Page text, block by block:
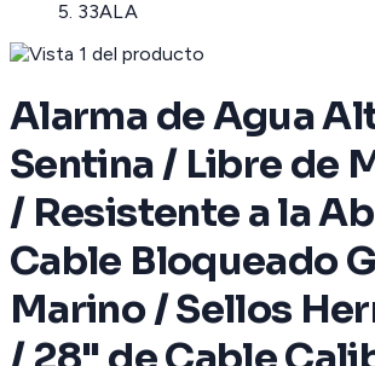
33ALA
Alarma de Agua
Sentina / Libre de
/ Resistente a la
Cable Bloqueado
Marino / Sellos